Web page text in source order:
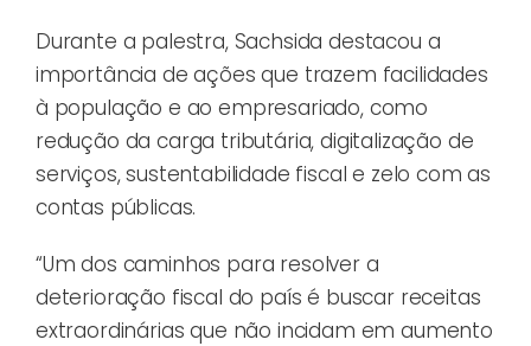
Durante a palestra, Sachsida destacou a
importância de ações que trazem facilidades
à população e ao empresariado, como
redução da carga tributária, digitalização de
serviços, sustentabilidade fiscal e zelo com as
contas públicas.
“Um dos caminhos para resolver a
deterioração fiscal do país é buscar receitas
extraordinárias que não incidam em aumento